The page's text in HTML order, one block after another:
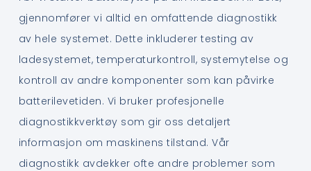
gjennomfører vi alltid en omfattende diagnostikk
av hele systemet. Dette inkluderer testing av
ladesystemet, temperaturkontroll, systemytelse og
kontroll av andre komponenter som kan påvirke
batterilevetiden. Vi bruker profesjonelle
diagnostikkverktøy som gir oss detaljert
informasjon om maskinens tilstand. Vår
diagnostikk avdekker ofte andre problemer som